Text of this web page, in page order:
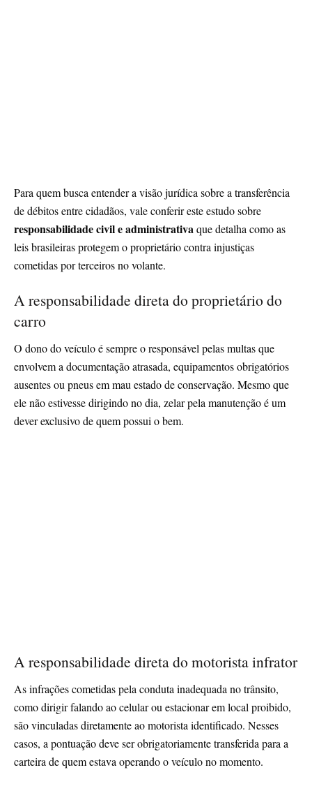
Para quem busca entender a visão jurídica sobre a transferência
de débitos entre cidadãos, vale conferir este estudo sobre
responsabilidade civil e administrativaque detalha como as
leis brasileiras protegem o proprietário contra injustiças
cometidas por terceiros no volante.
A responsabilidade direta do proprietário do
carro
O dono do veículo é sempre o responsável pelas multas que
envolvem a documentação atrasada, equipamentos obrigatórios
ausentes ou pneus em mau estado de conservação. Mesmo que
ele não estivesse dirigindo no dia, zelar pela manutenção é um
dever exclusivo de quem possui o bem.
A responsabilidade direta do motorista infrator
As infrações cometidas pela conduta inadequada no trânsito,
como dirigir falando ao celular ou estacionar em local proibido,
são vinculadas diretamente ao motorista identificado. Nesses
casos, a pontuação deve ser obrigatoriamente transferida para a
carteira de quem estava operando o veículo no momento.